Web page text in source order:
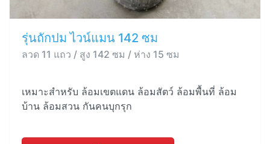
รุ่นถักปม ไวน์แมน 142 ซม
ลวด 11 แถว / สูง 142 ซม / ห่าง 15 ซม
เหมาะสำหรับ ล้อมเขตแดน ล้อมสัตว์ ล้อมพื้นที่ ล้อม
บ้าน ล้อมสวน กันคนบุกรุก